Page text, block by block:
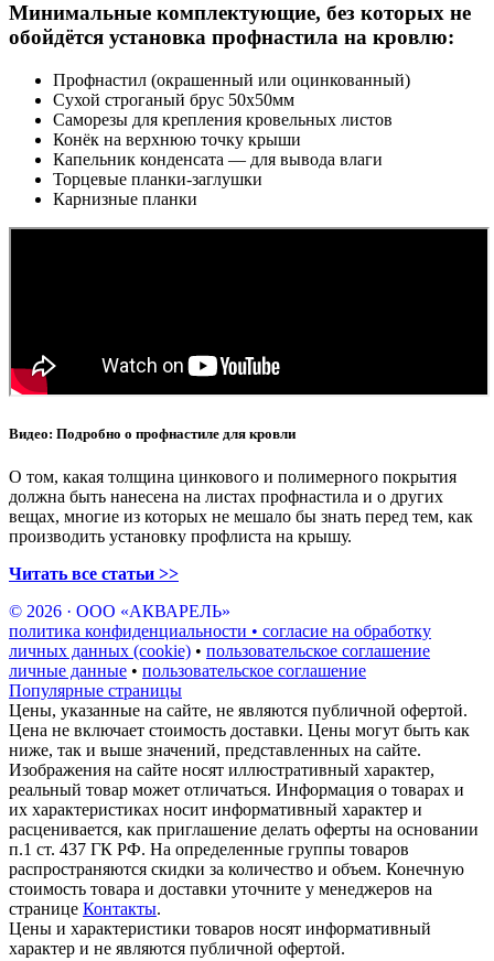
Минимальные комплектующие, без которых не
обойдётся установка профнастила на кровлю:
Профнастил (окрашенный или оцинкованный)
Сухой строганый брус 50x50мм
Саморезы для крепления кровельных листов
Конёк на верхнюю точку крыши
Капельник конденсата — для вывода влаги
Торцевые планки-заглушки
Карнизные планки
Видео: Подробно о профнастиле для кровли
О том, какая толщина цинкового и полимерного покрытия
должна быть нанесена на листах профнастила и о других
вещах, многие из которых не мешало бы знать перед тем, как
производить установку профлиста на крышу.
Читать все статьи >>
© 2026 · ООО «АКВАРЕЛЬ»
политика конфиденциальности • согласие на обработку
личных данных (cookie) • пользовательское соглашение
личные данные • пользовательское соглашение
Популярные страницы
Цены, указанные на сайте, не являются публичной офертой.
Цена не включает стоимость доставки. Цены могут быть как
ниже, так и выше значений, представленных на сайте.
Изображения на сайте носят иллюстративный характер,
реальный товар может отличаться. Информация о товарах и
их характеристиках носит информативный характер и
расценивается, как приглашение делать оферты на основании
п.1 ст. 437 ГК РФ. На определенные группы товаров
распространяются скидки за количество и объем. Конечную
стоимость товара и доставки уточните у менеджеров на
странице Контакты.
Цены и характеристики товаров носят информативный
характер и не являются публичной офертой.